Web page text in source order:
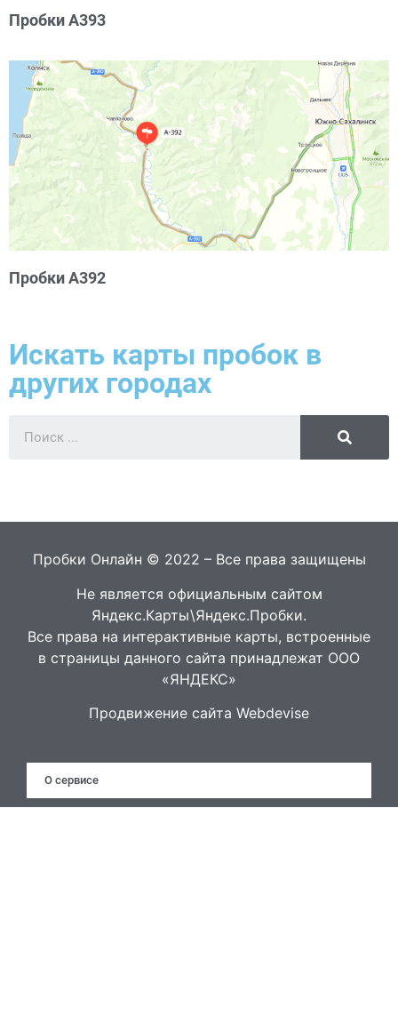
Пробки А393
Пробки А392
Искать карты пробок в
других городах
Пробки Онлайн © 2022 – Все права защищены
Не является официальным сайтом
Яндекс.Карты\Яндекс.Пробки.
Все права на интерактивные карты, встроенные
в страницы данного сайта принадлежат ООО
«ЯНДЕКС»
Продвижение сайта Webdevise
О сервисе